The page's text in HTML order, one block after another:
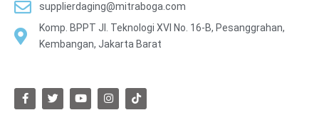
supplierdaging@mitraboga.com
Komp. BPPT Jl. Teknologi XVI No. 16-B, Pesanggrahan,
Kembangan, Jakarta Barat